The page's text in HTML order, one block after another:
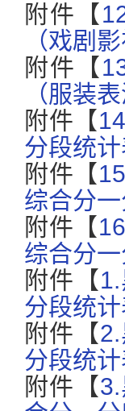
附件【
（戏剧
附件【
（服装
附件【
分段统
附件【
综合分
附件【
综合分
附件【
分段统
附件【
分段统
附件【